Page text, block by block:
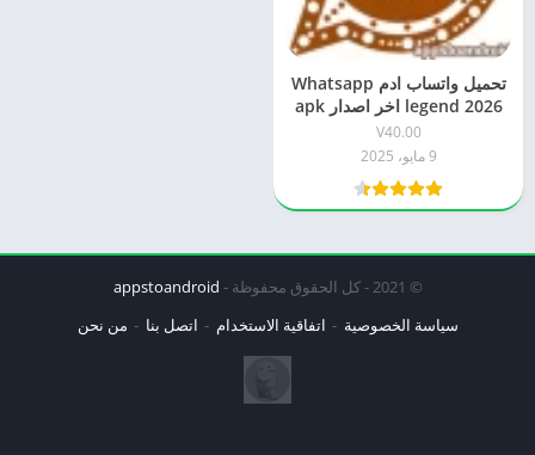
تحميل واتساب ادم Whatsapp
legend 2026 اخر اصدار apk
للاندرويد
V40.00
9 مايو، 2025
© 2021 - كل الحقوق محفوظة -
appstoandroid
سياسة الخصوصية
اتفاقية الاستخدام اتصل بنا من نحن